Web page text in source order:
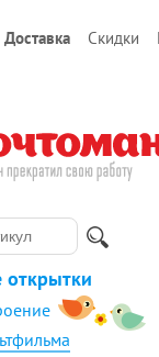
Доставка Скидки